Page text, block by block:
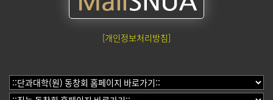
[개인정보처리방침]